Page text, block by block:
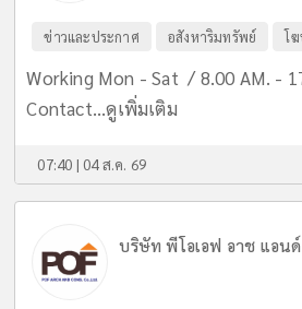
ข่าวและประกาศ อสังหาริมทรัพย์ โ
Working Mon - Sat / 8.00 AM. -
Contact...ดูเพิ่มเติม
07:40 | 04 ส.ค. 69
บริษัท พีโอเอฟ อาช แอน